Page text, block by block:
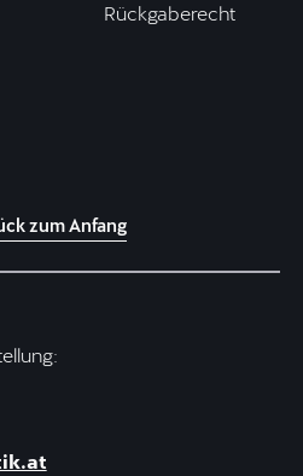
Rückgaberecht
zum Anfang